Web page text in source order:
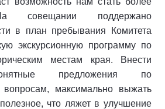
совещании поддержано
в план пребывания Комитета
экскурсионную программу по
местам края. Внести
предложения по
максимально выжать
что ляжет в улучшение